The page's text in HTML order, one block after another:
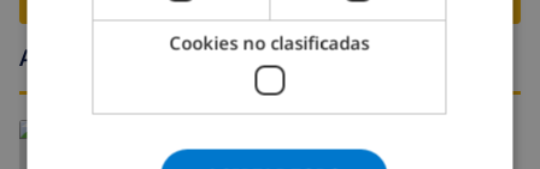
Alrededores Cookies no clasificadas